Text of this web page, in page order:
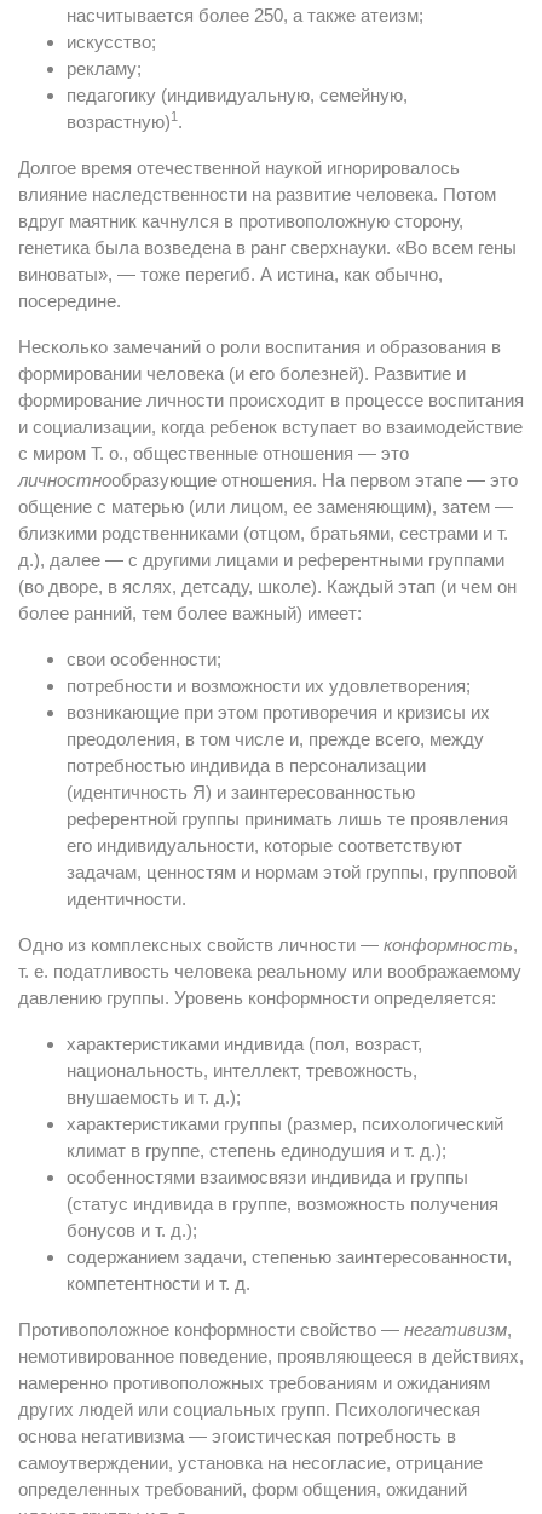
насчитывается более 250, а также атеизм;
искусство;
рекламу;
педагогику (индивидуальную, семейную,
возрастную)1 .
Долгое время отечественной наукой игнорировалось
влияние наследственности на развитие человека. Потом
вдруг маятник качнулся в противоположную сторону,
генетика была возведена в ранг сверхнауки. «Во всем гены
виноваты», — тоже перегиб. А истина, как обычно,
посередине.
Несколько замечаний о роли воспитания и образования в
формировании человека (и его болезней). Развитие и
формирование личности происходит в процессе воспитания
и социализации, когда ребенок вступает во взаимодействие
с миром Т. о., общественные отношения — это
личностнообразующие отношения. На первом этапе — это
общение с матерью (или лицом, ее заменяющим), затем —
близкими родственниками (отцом, братьями, сестрами и т.
д.), далее — с другими лицами и референтными группами
(во дворе, в яслях, детсаду, школе). Каждый этап (и чем он
более ранний, тем более важный) имеет:
свои особенности;
потребности и возможности их удовлетворения;
возникающие при этом противоречия и кризисы их
преодоления, в том числе и, прежде всего, между
потребностью индивида в персонализации
(идентичность Я) и заинтересованностью
референтной группы принимать лишь те проявления
его индивидуальности, которые соответствуют
задачам, ценностям и нормам этой группы, групповой
идентичности.
Одно из комплексных свойств личности — конформность,
т. е. податливость человека реальному или воображаемому
давлению группы. Уровень конформности определяется:
характеристиками индивида (пол, возраст,
национальность, интеллект, тревожность,
внушаемость и т. д.);
характеристиками группы (размер, психологический
климат в группе, степень единодушия и т. д.);
особенностями взаимосвязи индивида и группы
(статус индивида в группе, возможность получения
бонусов и т. д.);
содержанием задачи, степенью заинтересованности,
компетентности и т. д.
Противоположное конформности свойство — негативизм,
немотивированное поведение, проявляющееся в действиях,
намеренно противоположных требованиям и ожиданиям
других людей или социальных групп. Психологическая
основа негативизма — эгоистическая потребность в
самоутверждении, установка на несогласие, отрицание
определенных требований, форм общения, ожиданий